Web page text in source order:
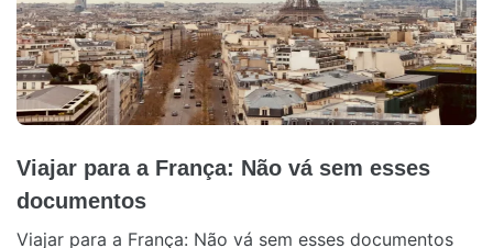
Viajar para a França: Não vá sem esses
documentos
Viajar para a França: Não vá sem esses documentos